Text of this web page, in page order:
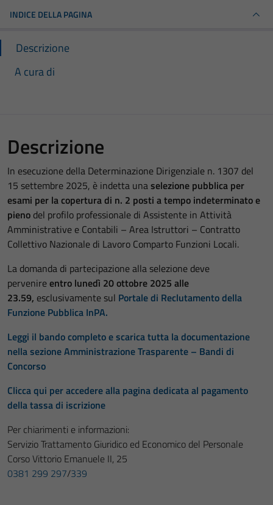
INDICE DELLA PAGINA
Descrizione
A cura di
Descrizione
In esecuzione della Determinazione Dirigenziale n. 1307 del
15 settembre 2025, è indetta unaselezione pubblica per
esami per la copertura di n. 2 posti a tempo indeterminato e
pieno del profilo professionale di Assistente in Attività
Amministrative e Contabili – Area Istruttori – Contratto
Collettivo Nazionale di Lavoro Comparto Funzioni Locali.
La domanda di partecipazione alla selezione deve
pervenireentro lunedì 20 ottobre 2025 alle
23.59, esclusivamente sul Portale di Reclutamento della
Funzione Pubblica InPA.
Leggi il bando completo e scarica tutta la documentazione
nella sezione Amministrazione Trasparente – Bandi di
Concorso
Clicca qui per accedere alla pagina dedicata al pagamento
della tassa di iscrizione
Per chiarimenti e informazioni:
Servizio Trattamento Giuridico ed Economico del Personale
Corso Vittorio Emanuele II, 25
0381 299 297/339